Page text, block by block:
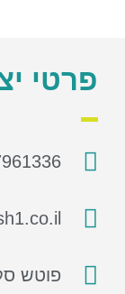
פרטי
פוטש